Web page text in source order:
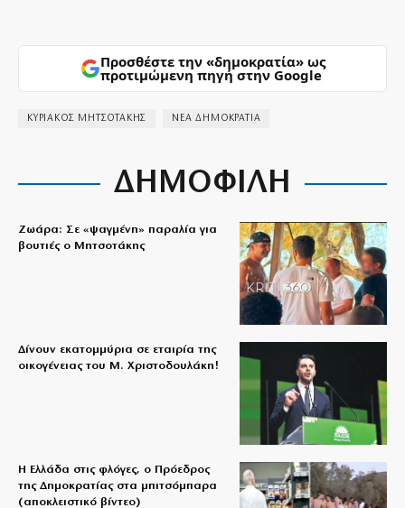
Προσθέστε την «δημοκρατία» ως
προτιμώμενη πηγή στην Google
ΚΥΡΙΑΚΟΣ ΜΗΤΣΟΤΑΚΗΣ ΝΕΑ ΔΗΜΟΚΡΑΤΙΑ
ΔΗΜΟΦΙΛΗ
Ζωάρα: Σε «ψαγμένη» παραλία για
βουτιές ο Μητσοτάκης
Δίνουν εκατομμύρια σε εταιρία της
οικογένειας του Μ. Χριστοδουλάκη!
Η Ελλάδα στις φλόγες, ο Πρόεδρος
της Δημοκρατίας στα μπιτσόμπαρα
(αποκλειστικό βίντεο)